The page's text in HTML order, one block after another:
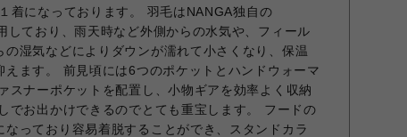
着になっております。 羽毛はNANGA独自の
しており、雨天時など外側からの水気や、フィール
の湿気などによりダウンが濡れて小さくなり、保温
えます。 前見頃には6つのポケットとハンドウォーマ
スナーポケットを配置し、小物ギアを効率よく収納
でお出かけできるのでとても重宝します。 フードの
っており容易着脱することができ、スタンドカラ